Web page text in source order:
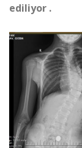
ediliyor .